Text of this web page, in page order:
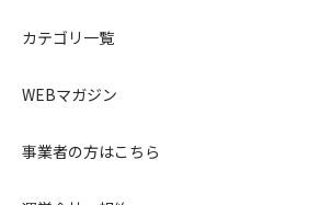
カテゴリ一覧
WEBマガジン
事業者の方はこちら